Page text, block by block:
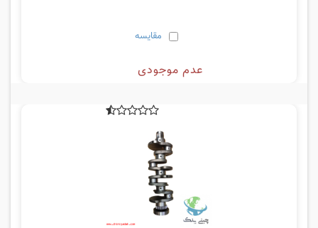
مقایسه
عدم موجودی